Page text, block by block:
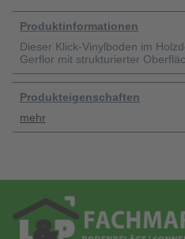
Produktinformationen
Dieser Klick-Vinylboden im
Gerflor mit strukturierter
Produkteigenschaften
mehr